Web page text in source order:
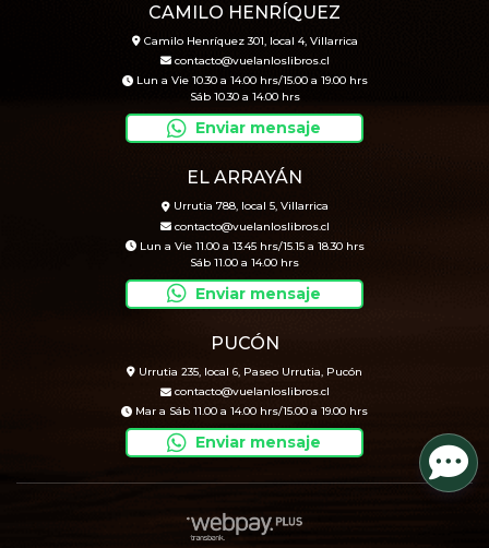
CAMILO HENRÍQUEZ
Camilo Henríquez 301, local 4, Villarrica
contacto@vuelanloslibros.cl
Lun a Vie 10.30 a 14.00 hrs/15.00 a 19.00 hrs
Sáb 10.30 a 14.00 hrs
Enviar mensaje
EL ARRAYÁN
Urrutia 788, local 5, Villarrica
contacto@vuelanloslibros.cl
Lun a Vie 11.00 a 13.45 hrs/15.15 a 18.30 hrs
Sáb 11.00 a 14.00 hrs
Enviar mensaje
PUCÓN
Urrutia 235, local 6, Paseo Urrutia, Pucón
contacto@vuelanloslibros.cl
Mar a Sáb 11.00 a 14.00 hrs/15.00 a 19.00 hrs
Enviar mensaje